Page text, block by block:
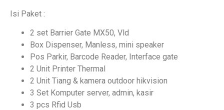
Isi Paket :
2 set Barrier Gate MX50, Vld
Box Dispenser, Manless, mini speaker
Pos Parkir, Barcode Reader, Interface gate
2 Unit Printer Thermal
2 Unit Tiang & kamera outdoor hikvision
3 Set Komputer server, admin, kasir
3 pcs Rfid Usb